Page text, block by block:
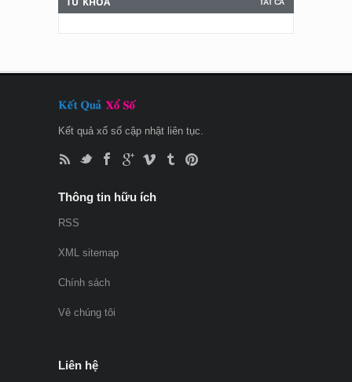
TẤT CẢ
Kết quả xổ số cập nhật liên tục.
Thông tin hữu ích
RSS
XML sitemap
Chính sách
Vê chúng tôi
Liên hệ